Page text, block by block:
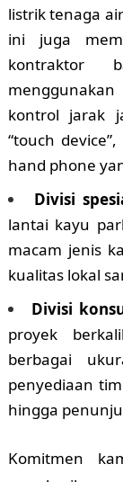
listrik tenaga
ini juga
kontraktor
kontrol jarak
“touch
hand phone
Divisi
lantai kayu
macam jenis
kualitas lokal
Divisi
proyek
berbagai
penyediaan
hingga
Komitmen